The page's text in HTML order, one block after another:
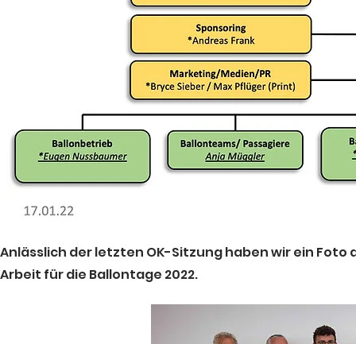
Anlässlich der letzten OK-Sitzung haben wir ein
Arbeit für die Ballontage 2022.